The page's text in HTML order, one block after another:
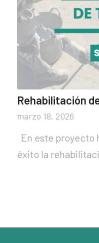
Rehabilitación
marzo 18, 2026
En este proyecto
éxito la